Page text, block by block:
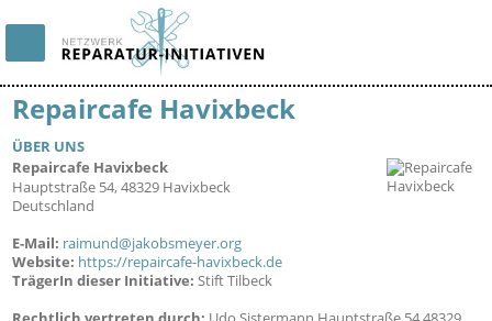
Repaircafe Havixbeck
ÜBER UNS
Repaircafe Havixbeck
Hauptstraße 54, 48329 Havixbeck
Deutschland
E-Mail: raimund@jakobsmeyer.org
Website: https://repaircafe-havixbeck.de
TrägerIn dieser Initiative:Stift Tilbeck